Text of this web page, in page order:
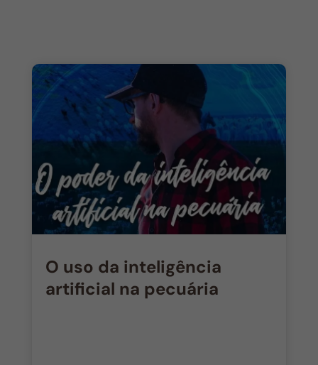
O uso da inteligência
artificial na pecuária